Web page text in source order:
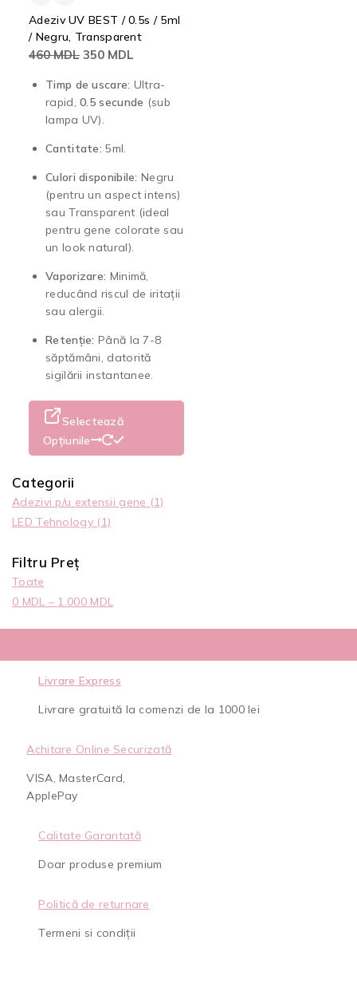
Adeziv UV BEST / 0.5s / 5ml
/ Negru, Transparent
460MDL 350 MDL
Timp de uscare: Ultra-
rapid,0.5 secunde (sub
lampa UV).
Cantitate: 5ml.
Culori disponibile: Negru
(pentru un aspect intens)
sau Transparent (ideal
pentru gene colorate sau
un look natural).
Vaporizare: Minimă,
reducând riscul de iritații
sau alergii.
Retenție: Până la 7-8
săptămâni, datorită
sigilării instantanee.
Selectează
Opțiunile
Categorii
Adezivi p/u extensii gene (1)
LED Tehnology (1)
Filtru Preț
Toate
0 MDL – 1.000 MDL
Livrare Express
Livrare gratuită la comenzi de la 1000 lei
Achitare Online Securizată
VISA, MasterCard,
ApplePay
Calitate Garantată
Doar produse premium
Politică de returnare
Termeni si condiții